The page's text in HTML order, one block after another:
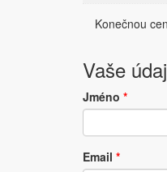
Konečnou
Vaše
Jméno *
Email *